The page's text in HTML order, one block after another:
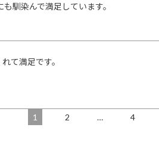
馴染んで満足しています。
て満足です。
1 2 … 4